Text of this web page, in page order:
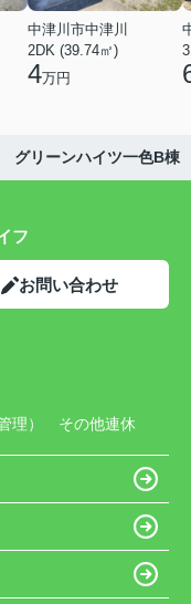
中津川市中津川
2DK (39.74㎡)
4万円
グリーンハイツ一色B棟
フ
お問い合わせ
理） その他連休